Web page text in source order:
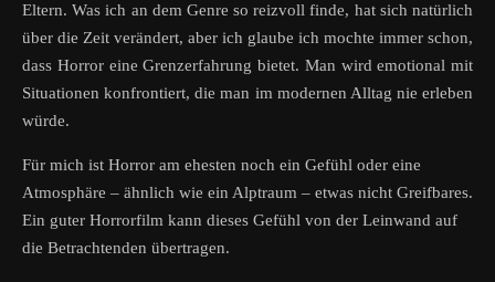
Eltern. Was ich an dem Genre so reizvoll finde, hat sich natürlich
über die Zeit verändert, aber ich glaube ich mochte immer schon,
dass Horror eine Grenzerfahrung bietet. Man wird emotional mit
Situationen konfrontiert, die man im modernen Alltag nie erleben
würde.
Für mich ist Horror am ehesten noch ein Gefühl oder eine
Atmosphäre – ähnlich wie ein Alptraum – etwas nicht Greifbares.
Ein guter Horrorfilm kann dieses Gefühl von der Leinwand auf
die Betrachtenden übertragen.